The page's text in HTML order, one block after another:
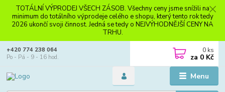
TOTÁLNÍ VÝPRODEJ VŠECH ZÁSOB. Všechny ceny jsme snížili na
minimum do totálního výprodeje celého e shopu, který tento rok tedy
2026 ukončí svoji činnost. Jedná se tedy o NEJVÝHODNĚJŠÍ CENY NA
TRHU.
Menu
+420 774 238 064
Po - Pá - 9 - 16 hod.
0 ks
za 0 Kč